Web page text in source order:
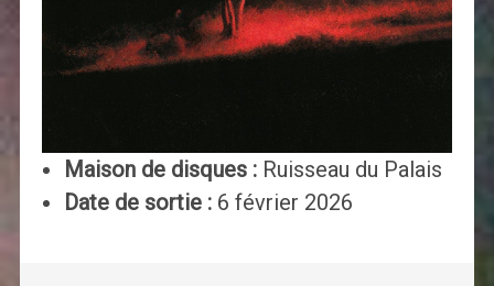
Maison de disques :Ruisseau du Palais
Date de sortie :6 février 2026